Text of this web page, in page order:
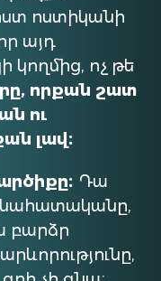
ոստիկանի
այդ
կողմից, ոչ թե
որքան շատ
ու
լավ։
Դա
բարձր